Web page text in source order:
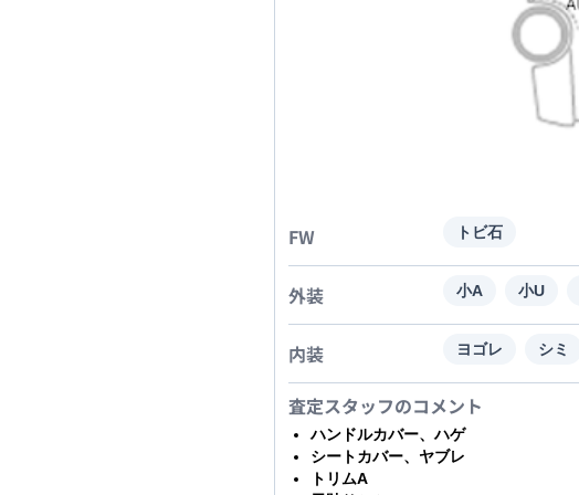
FW トビ石
外装 小A 小U
内装 ヨゴレ シミ
査定スタッフのコメント
ハンドルカバー、ハゲ
シートカバー、ヤブレ
トリムA